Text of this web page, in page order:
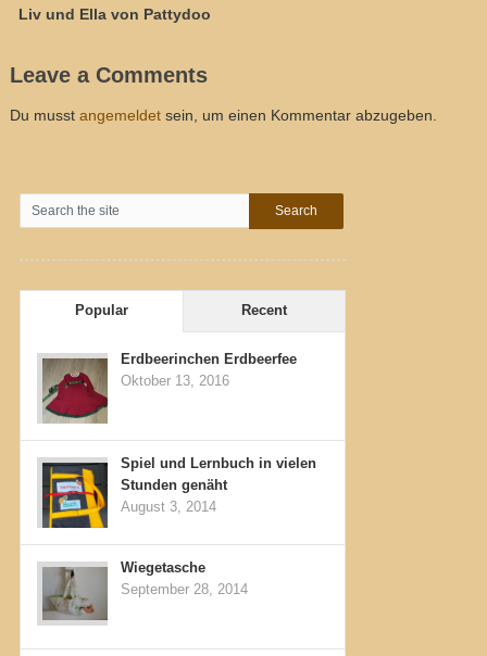
Liv und Ella von Pattydoo
Leave a Comments
Du musst angemeldetsein, um einen Kommentar abzugeben.
Popular Recent
Erdbeerinchen Erdbeerfee
Oktober 13, 2016
Spiel und Lernbuch in vielen
Stunden genäht
August 3, 2014
Wiegetasche
September 28, 2014